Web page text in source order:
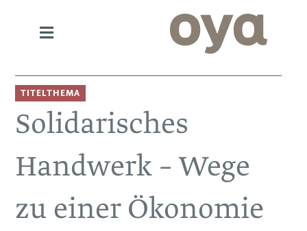
TITELTHEMA
Solidarisches
Handwerk – Wege
zu einer Ökonomie